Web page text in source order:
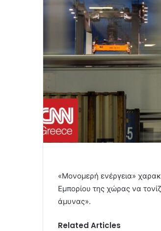
«Μονομερή ενέργεια»
Εμπορίου της χώρας να
άμυνας».
Related Articles